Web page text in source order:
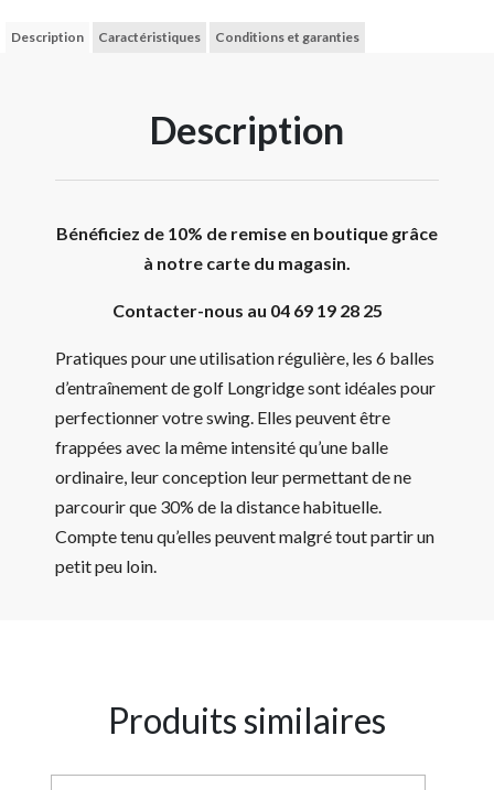
Description Caractéristiques Conditions et garanties
Description
Bénéficiez de 10% de remise en boutique grâce
à notre carte du magasin.
Contacter-nous au 04 69 19 28 25
Pratiques pour une utilisation régulière, les 6 balles
d’entraînement de golf Longridge sont idéales pour
perfectionner votre swing. Elles peuvent être
frappées avec la même intensité qu’une balle
ordinaire, leur conception leur permettant de ne
parcourir que 30% de la distance habituelle.
Compte tenu qu’elles peuvent malgré tout partir un
petit peu loin.
Produits similaires